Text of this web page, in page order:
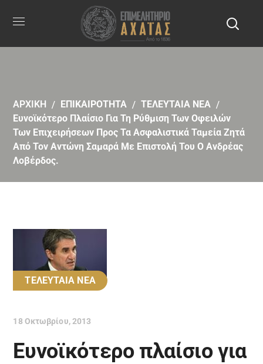
ΑΡΧΙΚΗ ΕΠΙΚΑΙΡΟΤΗΤΑ
ΤΕΛΕΥΤΑΙΑ ΝΕΑ
Ευνοϊκότερο Πλαίσιο Για Τη Ρύθμιση Των Οφειλών
Των Επιχειρήσεων Προς Τα Ασφαλιστικά Ταμεία Ζητά
Από Τον Αντώνη Σαμαρά Με Επιστολή Του Ο Ανδρέας
Λοβέρδος.
ΤΕΛΕΥΤΑΙΑ ΝΕΑ
18 Οκτωβρίου, 2013
Ευνοϊκότερο πλαίσιο για